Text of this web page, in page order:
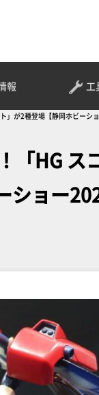
報 工
」が2種登場【静岡ホビーシ
「HG ス
ョー